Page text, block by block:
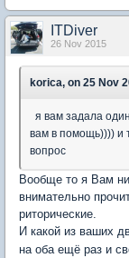
ITDiver
26 Nov 2015
korica, on 25 Nov
я вам задала
вам в помощь)))) и
вопрос
Вообще то я Вам
внимательно
риторические.
И какой из ваших
на оба ещё раз и